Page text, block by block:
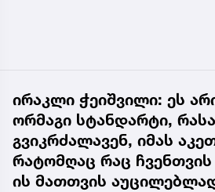
ირაკლი ჭეიშვილი: ეს
ორმაგი სტანდარტი,
გვიკრძალავენ, იმას
რატომღაც რაც
ის მათთვის